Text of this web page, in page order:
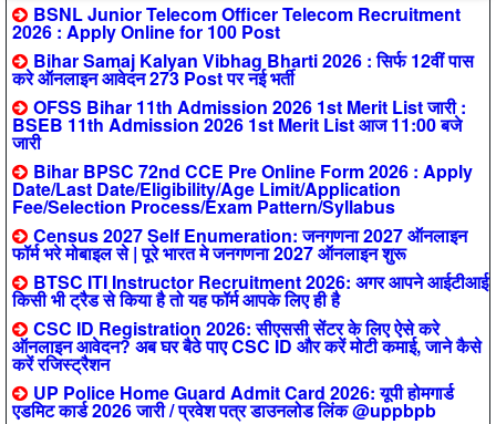
BSNL Junior Telecom Officer Telecom Recruitment
2026 : Apply Online for 100 Post
Bihar Samaj Kalyan Vibhag Bharti 2026 : सिर्फ 12वीं पास
करे ऑनलाइन आवेदन 273 Post पर नई भर्ती
OFSS Bihar 11th Admission 2026 1st Merit List जारी :
BSEB 11th Admission 2026 1st Merit List आज 11:00 बजे
जारी
Bihar BPSC 72nd CCE Pre Online Form 2026 : Apply
Date/Last Date/Eligibility/Age Limit/Application
Fee/Selection Process/Exam Pattern/Syllabus
Census 2027 Self Enumeration: जनगणना 2027 ऑनलाइन
फॉर्म भरे मोबाइल से | पूरे भारत मे जनगणना 2027 ऑनलाइन शुरू
BTSC ITI Instructor Recruitment 2026: अगर आपने आईटीआई
किसी भी ट्रैड से किया है तो यह फॉर्म आपके लिए ही है
CSC ID Registration 2026: सीएससी सेंटर के लिए ऐसे करे
ऑनलाइन आवेदन? अब घर बैठे पाए CSC ID और करें मोटी कमाई, जाने कैसे
करें रजिस्ट्रैशन
UP Police Home Guard Admit Card 2026: यूपी होमगार्ड
एडमिट कार्ड 2026 जारी / प्रवेश पत्र डाउनलोड लिंक @uppbpb